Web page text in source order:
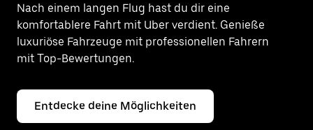
Nach einem langen Flug hast du dir eine
komfortablere Fahrt mit Uber verdient. Genieße
luxuriöse Fahrzeuge mit professionellen Fahrern
mit Top-Bewertungen.
Entdecke deine Möglichkeiten